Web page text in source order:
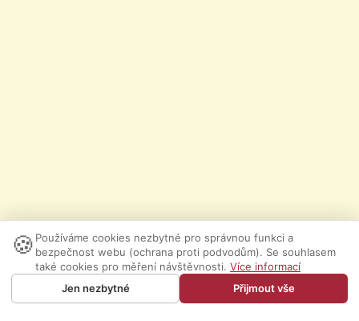
🍪 Používáme cookies nezbytné pro správnou funkci a
bezpečnost webu (ochrana proti podvodům). Se souhlasem
také cookies pro měření návštěvnosti. Více informací
Jen nezbytné
Přijmout vše